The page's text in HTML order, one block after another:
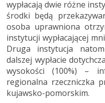
wypłacają dwie różne
środki będą
osoba uprawniona
instytucji wypłacającej
Druga instytucja
dalszej wypłacie
wysokości (100%) –
regionalna rzeczniczka
kujawsko-pomorskim.